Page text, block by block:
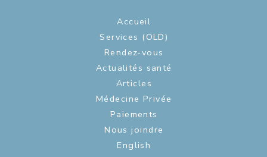
Accueil
Services (OLD)
Rendez-vous
Actualités santé
Articles
Médecine Privée
Paiements
Nous joindre
English